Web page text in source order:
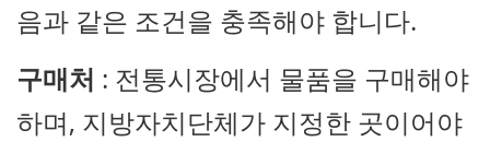
음과 같은 조건을 충족해야 합니다.
구매처 : 전통시장에서 물품을 구매해야
하며, 지방자치단체가 지정한 곳이어야